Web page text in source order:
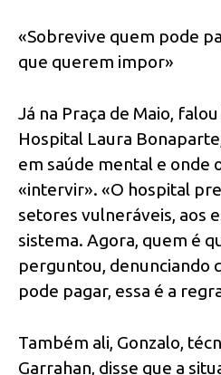
«Sobrevive quem pode
que querem impor»
Já na Praça de Maio,
Hospital Laura
em saúde mental e onde
«intervir». «O hospital
setores vulneráveis, aos
sistema. Agora, quem é
perguntou, denunciando
pode pagar, essa é a
Também ali, Gonzalo,
Garrahan, disse que a